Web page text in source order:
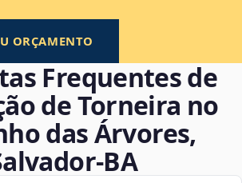
ORÇAMENTO
Frequentes de
de Torneira no
das Árvores,